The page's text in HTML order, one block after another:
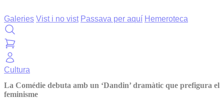
Galeries Vist i no vist Passava per aquí Hemeroteca
Cultura
La Comédie debuta amb un ‘Dandin’ dramàtic que prefigura el
feminisme